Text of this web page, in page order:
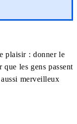
plaisir : donner le
les gens passent
merveilleux